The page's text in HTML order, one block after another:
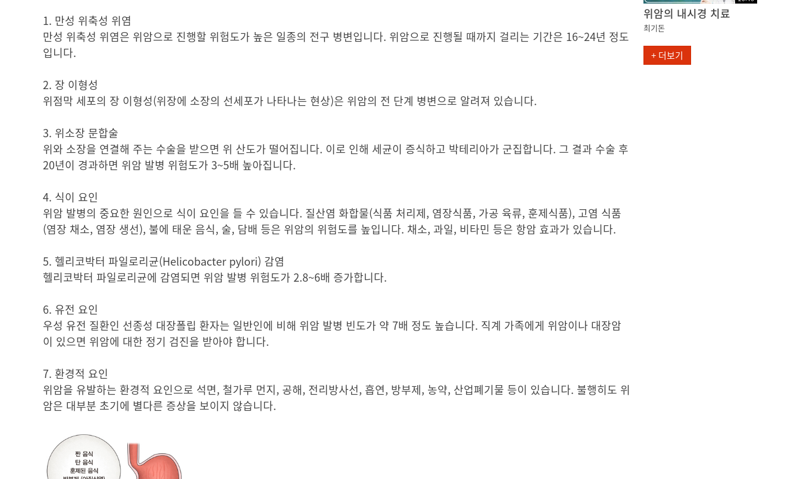
1. 만성 위축성 위염
만성 위축성 위염은 위암으로 진행할 위험도가 높은 일종의 전구 병변입니다. 위암으로 진행될 때까지 걸리는 기간은 16~24년 정도
입니다.
2. 장 이형성
위점막 세포의 장 이형성(위장에 소장의 선세포가 나타나는 현상)은 위암의 전 단계 병변으로 알려져 있습니다.
3. 위소장 문합술
위와 소장을 연결해 주는 수술을 받으면 위 산도가 떨어집니다. 이로 인해 세균이 증식하고 박테리아가 군집합니다. 그 결과 수술 후
20년이 경과하면 위암 발병 위험도가 3~5배 높아집니다.
4. 식이 요인
위암 발병의 중요한 원인으로 식이 요인을 들 수 있습니다. 질산염 화합물(식품 처리제, 염장식품, 가공 육류, 훈제식품), 고염 식품
(염장 채소, 염장 생선), 불에 태운 음식, 술, 담배 등은 위암의 위험도를 높입니다. 채소, 과일, 비타민 등은 항암 효과가 있습니다.
5. 헬리코박터 파일로리균(Helicobacter pylori) 감염
헬리코박터 파일로리균에 감염되면 위암 발병 위험도가 2.8~6배 증가합니다.
6. 유전 요인
우성 유전 질환인 선종성 대장폴립 환자는 일반인에 비해 위암 발병 빈도가 약 7배 정도 높습니다. 직계 가족에게 위암이나 대장암
이 있으면 위암에 대한 정기 검진을 받아야 합니다.
7. 환경적 요인
위암을 유발하는 환경적 요인으로 석면, 철가루 먼지, 공해, 전리방사선, 흡연, 방부제, 농약, 산업폐기물 등이 있습니다. 불행히도 위
암은 대부분 초기에 별다른 증상을 보이지 않습니다.
위암의 내시경 치료
최기돈
+ 더보기